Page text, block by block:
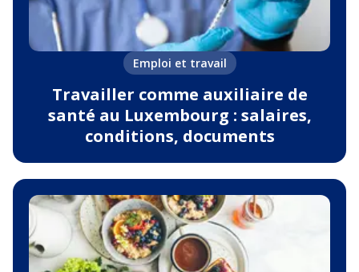
Emploi et travail
Travailler comme auxiliaire de
santé au Luxembourg : salaires,
conditions, documents